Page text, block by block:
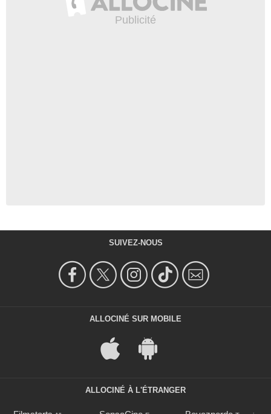
SUIVEZ-NOUS
ALLOCINÉ SUR MOBILE
ALLOCINÉ À L'ÉTRANGER